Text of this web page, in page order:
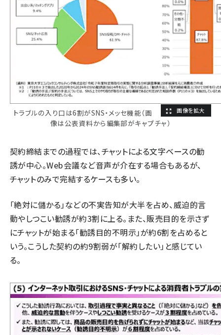
トラブルの入り口は6割がSNS・メッセ機能（画
像は公表資料から編集部がキャプチャ）
契約締結までの過程では、チャットによる文字ベースの勧
誘が中心。Web会議など音声が介在する場合もあるが、
チャットのみで完結するケースも多い。
「絶対に儲かる」などの不実告知が大半を占め、威迫的言
動やしつこい勧誘が約3割に上る。また、販売目的を示さず
にチャットが始まる「勧誘目的不明示」が約6割を占めると
いう。こうした契約の約9割弱が「解約したい」と感じてい
る。